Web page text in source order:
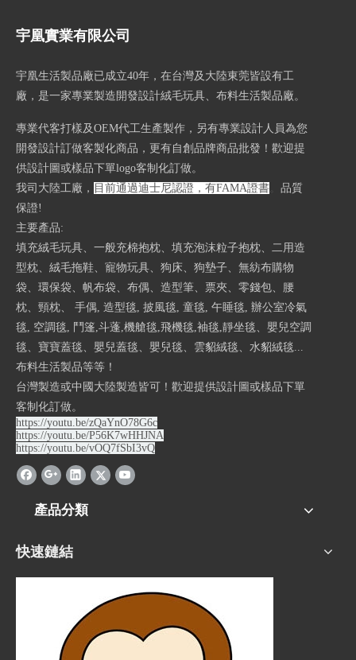
宇凰實業有限公司
宇凰生活製品廠已成立40年，在台灣及大陸東莞皆設有工
廠，是一家專業製造開發設計絨毛玩具、布料生活製品廠。
專業代客打樣及OEM代工生產製作，另有專業設計人員為您
開發設計訂做客製化商品，更有自創品牌商品批發！歡迎提
供設計圖或樣品下單logo客制化訂做。
我司大陸工廠， 目前通過迪士尼認證，有FAMA證書
品質
保證!
主要產品:
填充絨毛玩具、一般充棉抱枕、填充泡沫粒子抱枕、二用造
型枕、絨毛拖鞋、寵物玩具、狗床、狗墊子、無紡布購物
袋、環保袋、帆布袋、布偶、造型筆、票夾、零錢包、腰
枕、頸枕、 手偶, 造型毯, 披風毯, 童毯, 午睡毯, 辦公室冷氣
毯, 空調毯, 鬥篷,斗蓬,機艙毯,飛機毯,袖毯,靜坐毯、嬰兒空調
毯、寶寶蓋毯、嬰兒蓋毯、嬰兒毯、雲貂絨毯、水貂絨毯...
布料生活製品等等！
台灣製造或中國大陸製造皆可！歡迎提供設計圖或樣品下單
客制化訂做。
https://youtu.be/zQaYnO78G6c
https://youtu.be/P56K7wHHJNA
https://youtu.be/vOQ7fSbI3vQ
產品分類
快速鏈結